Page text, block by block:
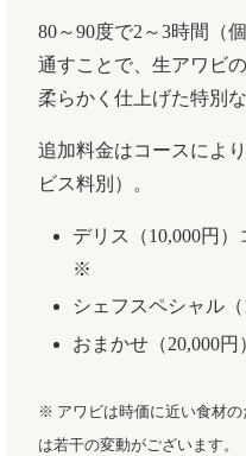
80～90度で2～3時間（
通すことで、生アワビ
柔らかく仕上げた特別な
追加料金はコースによ
ビス料別）。
デリス（10,000円
※
シェフスペシャル
おまかせ（20,000円
※ アワビは時価に近い食材
は若干の変動がございます。